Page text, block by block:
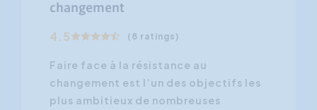
changement
4.5 (8 ratings)
Faire face à la résistance au
changement est l’un des objectifs les
plus ambitieux de nombreuses